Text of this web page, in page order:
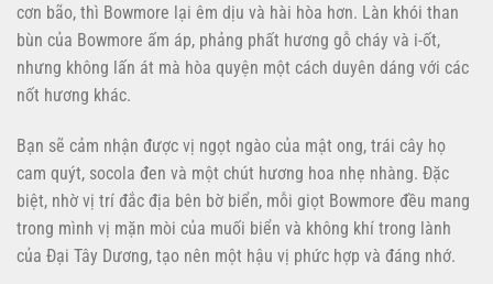
cơn bão, thì Bowmore lại êm dịu và hài hòa hơn. Làn khói than
bùn của Bowmore ấm áp, phảng phất hương gỗ cháy và i-ốt,
nhưng không lấn át mà hòa quyện một cách duyên dáng với các
nốt hương khác.
Bạn sẽ cảm nhận được vị ngọt ngào của mật ong, trái cây họ
cam quýt, socola đen và một chút hương hoa nhẹ nhàng. Đặc
biệt, nhờ vị trí đắc địa bên bờ biển, mỗi giọt Bowmore đều mang
trong mình vị mặn mòi của muối biển và không khí trong lành
của Đại Tây Dương, tạo nên một hậu vị phức hợp và đáng nhớ.